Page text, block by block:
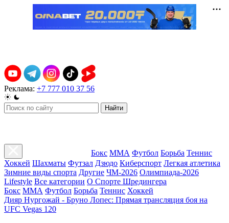
Реклама: +7 777 010 37 56
Найти
Бокс ММА Футбол Борьба Теннис
Хоккей Шахматы Футзал Дзюдо Киберспорт Легкая атлетика
Зимние виды спорта Другие ЧМ-2026 Олимпиада-2026
Lifestyle Все категории О Спорте Шредингера
Бокс ММА Футбол Борьба Теннис Хоккей
Дияр Нургожай - Бруно Лопес: Прямая трансляция боя на
UFC Vegas 120